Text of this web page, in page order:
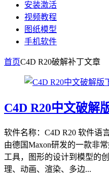
安装激活
视频教程
图纸模型
手机软件
首页C4D R20破解补丁文章
C4D R20中文破解
软件名称：C4D R20 软件语
由德国Maxon研发的一款非
工具，图形的设计到模型的
理、动画、渲染、多边...